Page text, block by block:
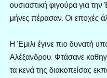
ουσιαστική φιγούρα για την
μήνες πέρασαν. Οι εποχές
Η Έμιλι έγινε πιο δυνατή
Αλέξανδρου. Φτάσανε
τα κενά της διακοπείσας